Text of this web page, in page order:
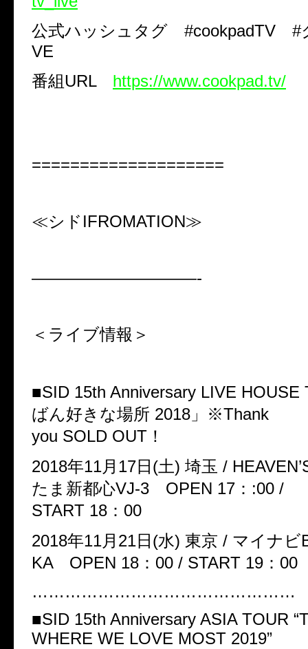
公式ハッシュタグ #cookpadTV #
VE
番組URL https://www.cookpad.tv/
====================
≪シド IFROMATION≫
——————————-
＜ライブ情報＞
■SID 15th Anniversary LIVE HOUSE
ばん好きな場所 2018」※Thank
you SOLD OUT！
2018年11月17日(土) 埼玉 /
たま新都心VJ-3 OPEN 17：:00 /
START 18：00
2018年11月21日(水) 東京 / マイナビ
KA OPEN 18：00 / START 19：00
…………………………………………
■SID 15th Anniversary ASIA TOUR
WHERE WE LOVE MOST 2019”